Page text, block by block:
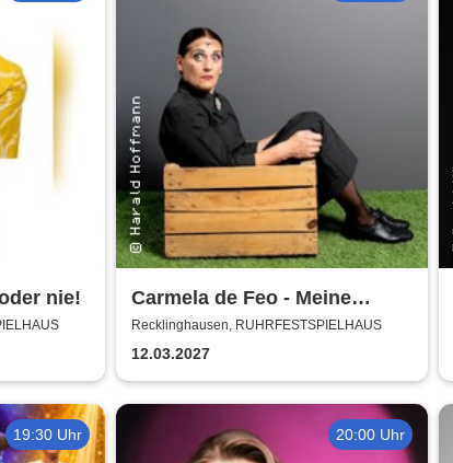
nie!
Carmela de Feo - Meine
besten Knaller
Recklinghausen, RUHRFESTSPIELHAUS
12.03.2027
19:30 Uhr 20:00 Uhr